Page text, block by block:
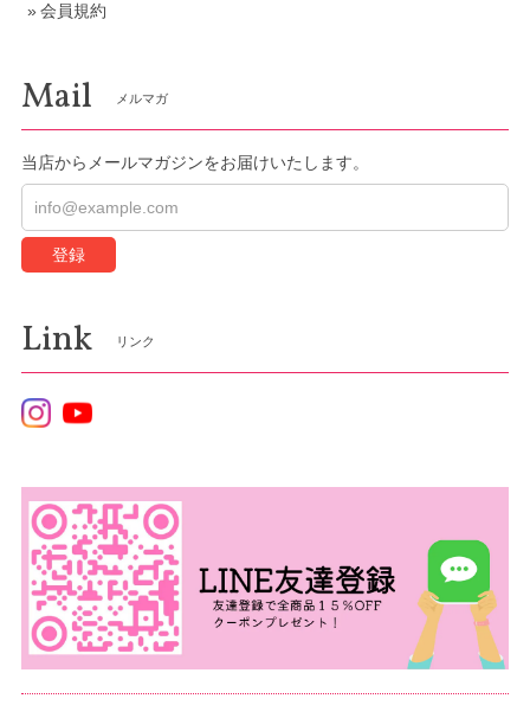
会員規約
Mail メルマガ
当店からメールマガジンをお届けいたします。
登録
Link リンク